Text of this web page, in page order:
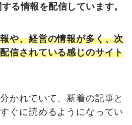
る情報を配信しています。
や、経営の情報が多く、次
信されている感じのサイト
かれていて、新着の記事と
ぐに読めるようになってい